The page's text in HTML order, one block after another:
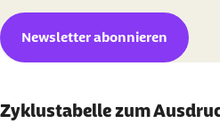
Newsletter abonnieren
Zyklustabelle zum